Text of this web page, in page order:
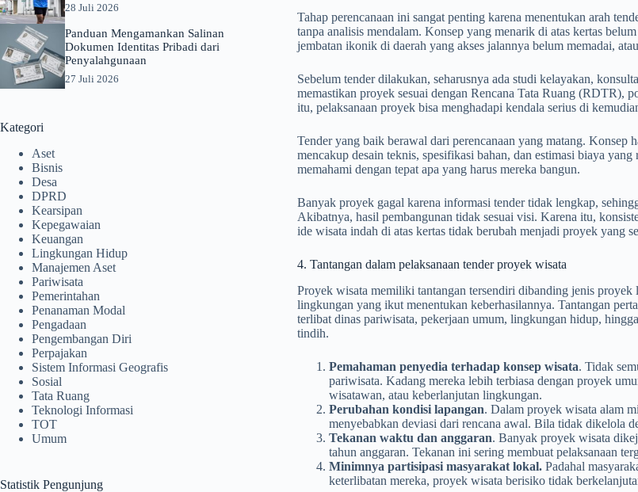
Tahap perencanaan ini sangat penting karena menentukan arah
tanpa analisis mendalam. Konsep yang menarik di atas kertas
jembatan ikonik di daerah yang akses jalannya belum memadai,
Sebelum tender dilakukan, seharusnya ada studi kelayakan,
memastikan proyek sesuai dengan Rencana Tata Ruang (RDTR),
itu, pelaksanaan proyek bisa menghadapi kendala serius di
Tender yang baik berawal dari perencanaan yang matang. Konsep
mencakup desain teknis, spesifikasi bahan, dan estimasi biaya
memahami dengan tepat apa yang harus mereka bangun.
Banyak proyek gagal karena informasi tender tidak lengkap,
Akibatnya, hasil pembangunan tidak sesuai visi. Karena itu,
ide wisata indah di atas kertas tidak berubah menjadi proyek yang
4. Tantangan dalam pelaksanaan tender proyek wisata
Proyek wisata memiliki tantangan tersendiri dibanding jenis proyek
lingkungan yang ikut menentukan keberhasilannya. Tantangan
terlibat dinas pariwisata, pekerjaan umum, lingkungan hidup,
tindih.
Pemahaman penyedia terhadap konsep wisata. Tidak
pariwisata. Kadang mereka lebih terbiasa dengan proyek
wisatawan, atau keberlanjutan lingkungan.
Perubahan kondisi lapangan. Dalam proyek wisata alam
menyebabkan deviasi dari rencana awal. Bila tidak dikelola
Tekanan waktu dan anggaran. Banyak proyek wisata
tahun anggaran. Tekanan ini sering membuat pelaksanaan
Minimnya partisipasi masyarakat lokal.Padahal
keterlibatan mereka, proyek wisata berisiko tidak
28 Juli 2026
Panduan Mengamankan Salinan
Dokumen Identitas Pribadi dari
Penyalahgunaan
27 Juli 2026
Kategori
Aset
Bisnis
Desa
DPRD
Kearsipan
Kepegawaian
Keuangan
Lingkungan Hidup
Manajemen Aset
Pariwisata
Pemerintahan
Penanaman Modal
Pengadaan
Pengembangan Diri
Perpajakan
Sistem Informasi Geografis
Sosial
Tata Ruang
Teknologi Informasi
TOT
Umum
Statistik Pengunjung